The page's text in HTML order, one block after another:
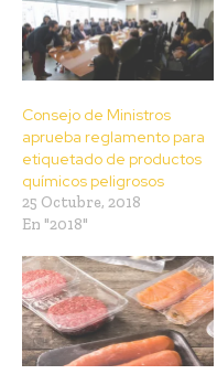
Consejo de Ministros
aprueba reglamento para
etiquetado de productos
químicos peligrosos
25 Octubre, 2018
En "2018"